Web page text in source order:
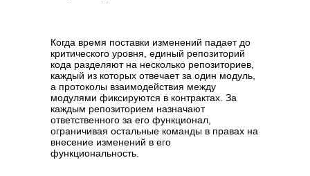
Когда время поставки изменений падает до
критического уровня, единый репозиторий
кода разделяют на несколько репозиториев,
каждый из которых отвечает за один модуль,
а протоколы взаимодействия между
модулями фиксируются в контрактах. За
каждым репозиторием назначают
ответственного за его функционал,
ограничивая остальные команды в правах на
внесение изменений в его
функциональность.